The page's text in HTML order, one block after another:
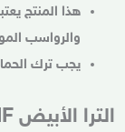
هذا المنتج
والرواسب
يجب ترك
الترا الأبيض CIF